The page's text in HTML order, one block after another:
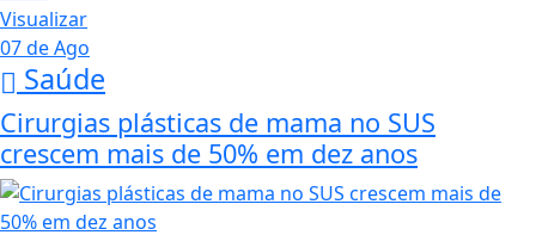
Visualizar
07 de Ago
Saúde
Cirurgias plásticas de mama no SUS
crescem mais de 50% em dez anos